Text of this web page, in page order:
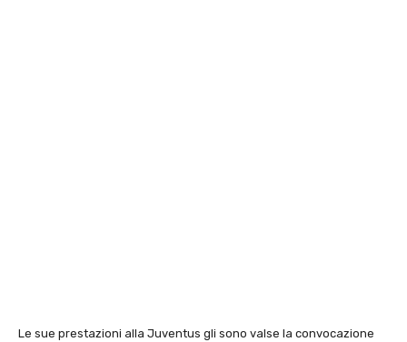
Le sue prestazioni alla Juventus gli sono valse la convocazione